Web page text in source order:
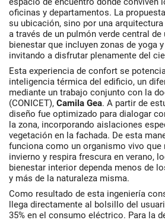
oficinas y departamentos. La
su ubicación, sino por una
a través de un pulmón verde central
bienestar que incluyen zonas de yoga
invitando a disfrutar plenamente del
Esta experiencia de confort se
inteligencia térmica del edificio, un
mediante un trabajo conjunto con la
(CONICET), Camila Gea. A partir de
diseño fue optimizado para dialogar
la zona, incorporando aislaciones
vegetación en la fachada. De esta
funciona como un organismo vivo que
invierno y respira frescura en verano,
bienestar interior dependa menos de
y más de la naturaleza misma.
Como resultado de esta ingeniería
llega directamente al bolsillo del
35% en el consumo eléctrico. Para la